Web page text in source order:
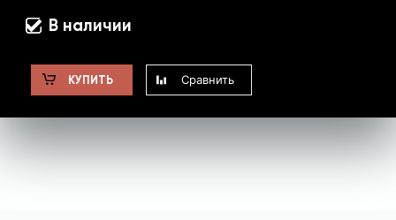
В наличии
КУПИТЬ Сравнить